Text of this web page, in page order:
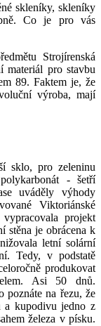
skleníky, skleníky
Co je pro vás
Strojírenská
pro stavbu
89. Faktem je, že
výroba, mají
sklo, pro zeleninu
- šetří
uváděly výhody
Viktoriánské
projekt
stěna je obrácena k
letní solární
Tedy, v podstatě
produkovat
Asi 50 dnů.
poznáte na řezu, že
a kupodivu jedno z
železa v písku.